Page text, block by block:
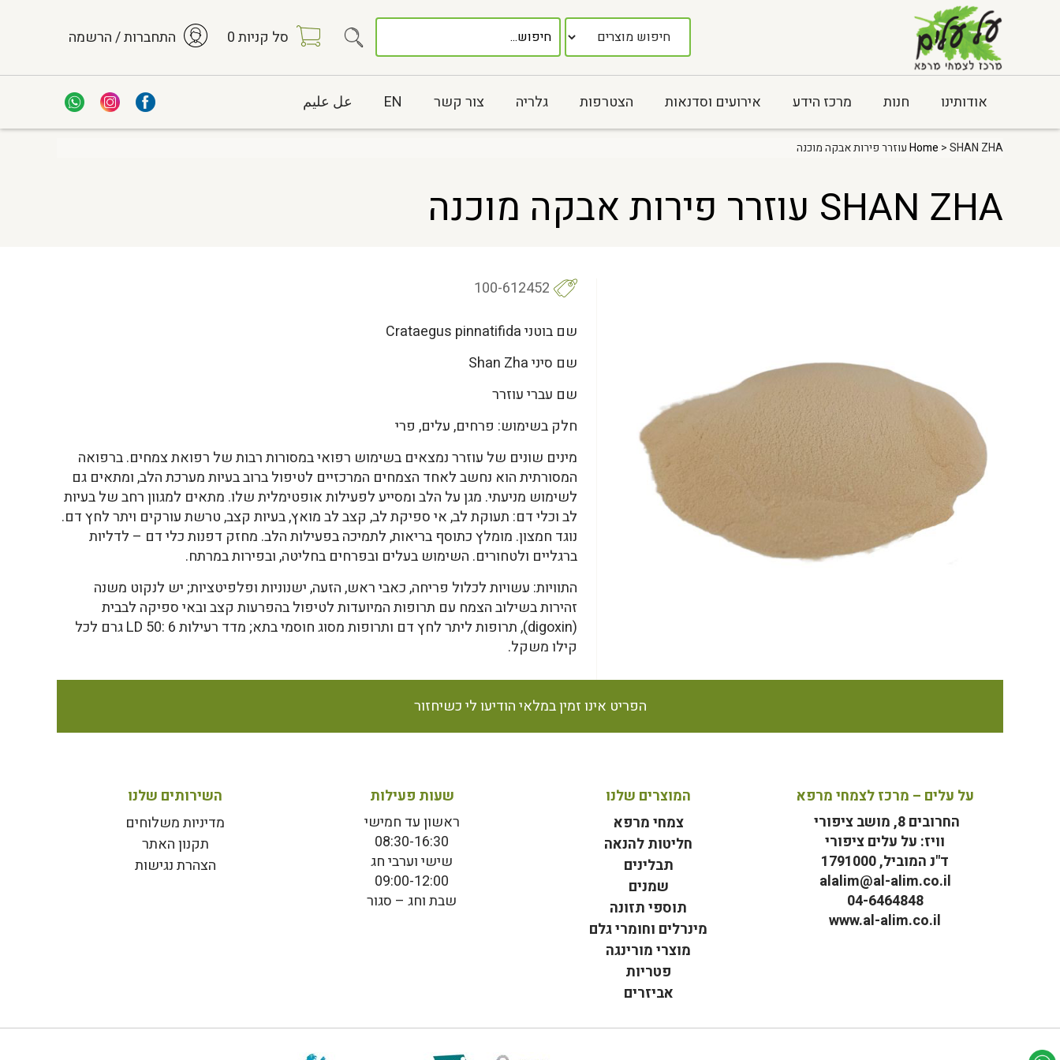
סל קניות0 התחברות / הרשמה
אודותינו חנות מרכז הידע אירועים וסדנאות הצטרפות גלריה צור קשר EN عل عليم
Home > SHAN ZHA עוזרר פירות אבקה מוכנה
SHAN ZHA עוזרר פירות אבקה מוכנה
100-612452
שם בוטני Crataegus pinnatifida
שם סיני Shan Zha
שם עברי עוזרר
חלק בשימוש: פרחים, עלים, פרי
מינים שונים של עוזרר נמצאים בשימוש רפואי במסורות רבות של רפואת צמחים. ברפואה
המסורתית הוא נחשב לאחד הצמחים המרכזיים לטיפול ברוב בעיות מערכת הלב, ומתאים גם
לשימוש מניעתי. מגן על הלב ומסייע לפעילות אופטימלית שלו. מתאים למגוון רחב של בעיות
לב וכלי דם: תעוקת לב, אי ספיקת לב, קצב לב מואץ, בעיות קצב, טרשת עורקים ויתר לחץ דם.
נוגד חמצון. מומלץ כתוסף בריאות, לתמיכה בפעילות הלב. מחזק דפנות כלי דם – לדליות
ברגליים ולטחורים. השימוש בעלים ובפרחים בחליטה, ובפירות במרתח.
התוויות: עשויות לכלול פריחה, כאבי ראש, הזעה, ישנוניות ופלפיטציות; יש לנקוט משנה
זהירות בשילוב הצמח עם תרופות המיועדות לטיפול בהפרעות קצב ובאי ספיקה לבבית
(digoxin), תרופות ליתר לחץ דם ותרופות מסוג חוסמי בתא; מדד רעילות LD 50: 6 גרם לכל
קילו משקל.
הפריט אינו זמין במלאי הודיעו לי כשיחזור
על עלים – מרכז לצמחי מרפא
החרובים 8, מושב ציפורי
וויז: על עלים ציפורי
ד"נ המוביל, 1791000
alalim@al-alim.co.il
04-6464848
www.al-alim.co.il
המוצרים שלנו
צמחי מרפא
חליטות להנאה
תבלינים
שמנים
תוספי תזונה
מינרלים וחומרי גלם
מוצרי מורינגה
פטריות
אביזרים
שעות פעילות
ראשון עד חמישי
08:30-16:30
שישי וערבי חג
09:00-12:00
שבת וחג – סגור
השירותים שלנו
מדיניות משלוחים
תקנון האתר
הצהרת נגישות